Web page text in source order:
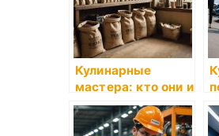
Кулинарные
мастера: кто они и
чем знамениты